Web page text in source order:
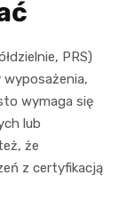
PRS)
wymaga się
lub
że
z certyfikacją